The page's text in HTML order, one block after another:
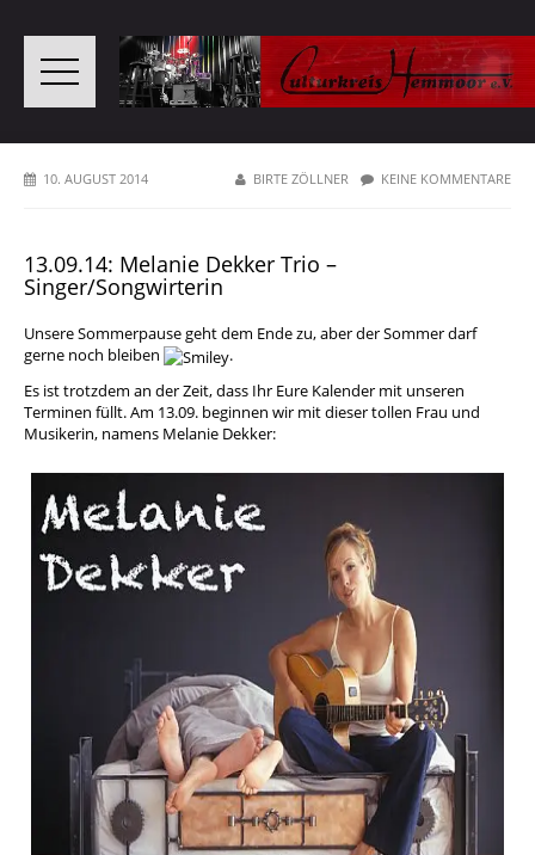
10. AUGUST 2014 KEINE KOMMENTARE
BIRTE ZÖLLNER
13.09.14: Melanie Dekker Trio –
Singer/Songwirterin
Unsere Sommerpause geht dem Ende zu, aber der Sommer darf
gerne noch bleiben
.
Es ist trotzdem an der Zeit, dass Ihr Eure Kalender mit unseren
Terminen füllt. Am 13.09. beginnen wir mit dieser tollen Frau und
Musikerin, namens Melanie Dekker: